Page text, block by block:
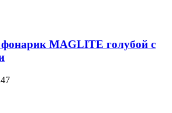
фонарик MAGLITE голубой c